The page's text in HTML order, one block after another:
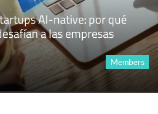
AI-native: por qué
a las empresas
Members